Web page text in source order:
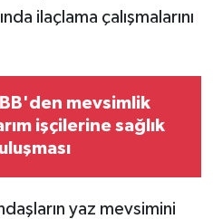
ilaçlama çalışmalarını
mevsimlik
işçilerine sağlık
yaz mevsimini